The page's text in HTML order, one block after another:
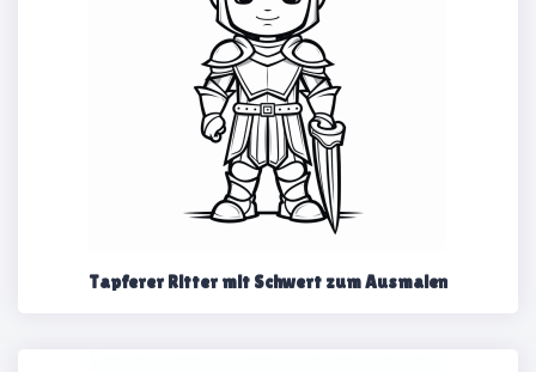
Tapferer Ritter mit Schwert zum Ausmalen